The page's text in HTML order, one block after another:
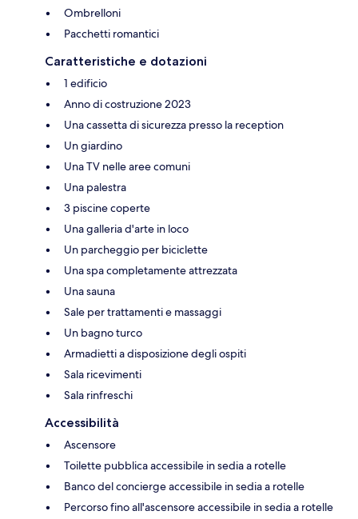
Ombrelloni
Pacchetti romantici
Caratteristiche e dotazioni
1 edificio
Anno di costruzione 2023
Una cassetta di sicurezza presso la reception
Un giardino
Una TV nelle aree comuni
Una palestra
3 piscine coperte
Una galleria d'arte in loco
Un parcheggio per biciclette
Una spa completamente attrezzata
Una sauna
Sale per trattamenti e massaggi
Un bagno turco
Armadietti a disposizione degli ospiti
Sala ricevimenti
Sala rinfreschi
Accessibilità
Ascensore
Toilette pubblica accessibile in sedia a rotelle
Banco del concierge accessibile in sedia a rotelle
Percorso fino all'ascensore accessibile in sedia a rotelle